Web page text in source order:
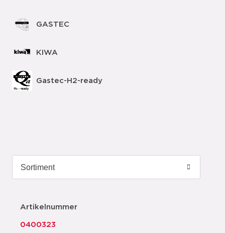
GASTEC
KIWA
Gastec-H2-ready
Artikelnummer
0400323